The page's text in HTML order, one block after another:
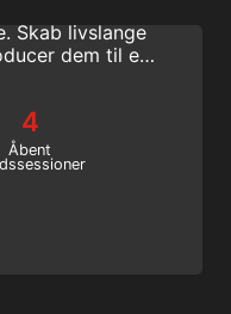
Skab livslange
dem til en
4
Åbent